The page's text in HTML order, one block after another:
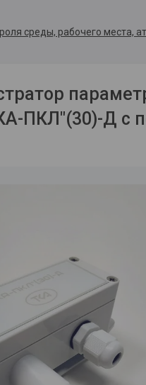
среды, рабочего места,
ПКЛ"(30)-Д с